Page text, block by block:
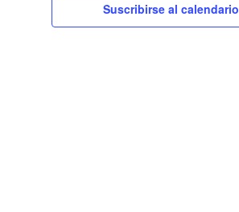
Suscribirse al calendario